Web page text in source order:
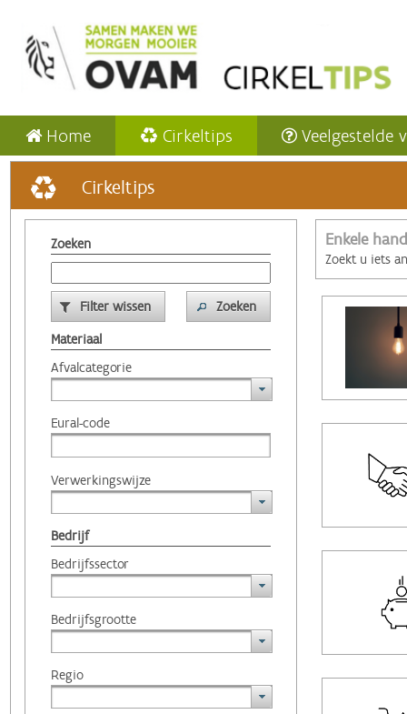
Home Cirkeltips Veelgestelde
Cirkeltips
Zoeken
Filter wissen
Zoeken
Materiaal
Afvalcategorie
Eural-code
Verwerkingswijze
Bedrijf
Bedrijfssector
Bedrijfsgrootte
Regio
Enkele
Zoekt u iets